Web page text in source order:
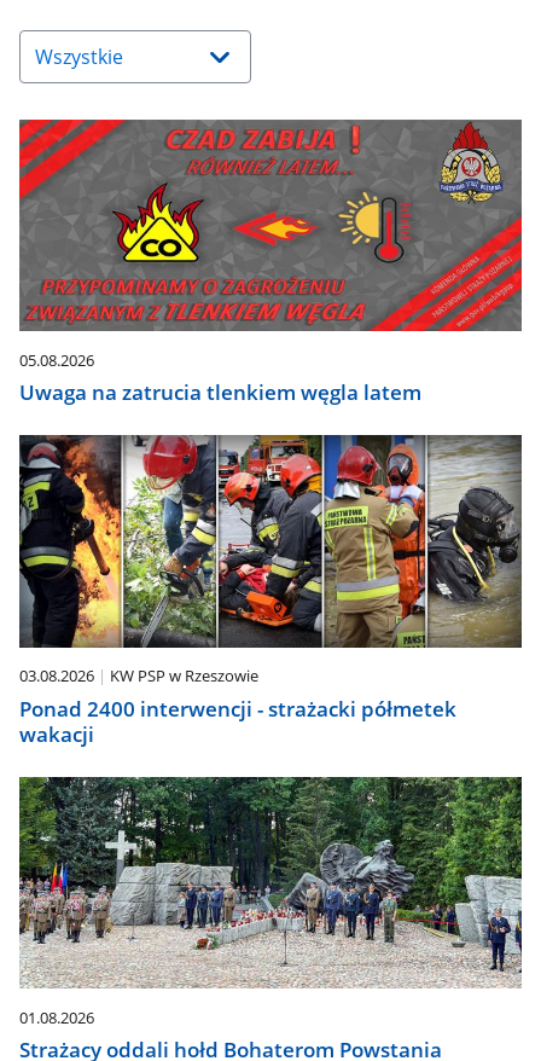
Naciśnij
strzałkę
w
aby
wybrać
odpowiednią
pozycję.
zaktualizują
się
automatycznie.
05.08.2026
Uwaga na zatrucia tlenkiem węgla latem
03.08.2026 KW PSP w Rzeszowie
Ponad 2400 interwencji - strażacki półmetek
wakacji
01.08.2026
Strażacy oddali hołd Bohaterom Powstania